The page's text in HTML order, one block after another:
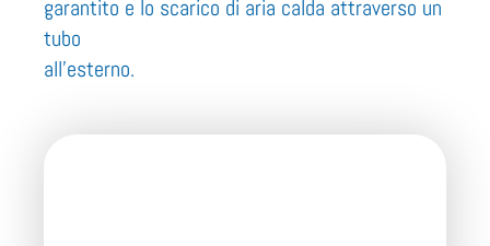
garantito e lo scarico di aria calda attraverso un
tubo
all’esterno.